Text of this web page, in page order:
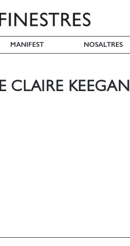
MANIFEST NOSALTRES
CLAIRE KEEGAN